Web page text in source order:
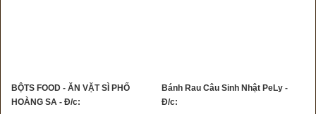
BỘTS FOOD - ĂN VẶT SÌ PHỐ
HOÀNG SA - Đ/c:
Bánh Rau Câu Sinh Nhật PeLy -
Đ/c: